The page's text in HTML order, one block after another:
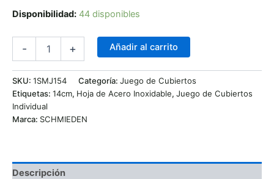
Disponibilidad: 44 disponibles
- + Añadir al carrito
SKU: 1SMJ154 Categoría: Juego de Cubiertos
Etiquetas: 14cm, Hoja de Acero Inoxidable, Juego de Cubiertos
Individual
Marca: SCHMIEDEN
Descripción